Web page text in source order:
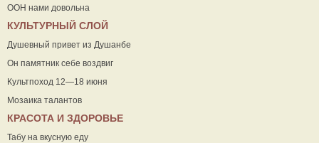
ООН нами довольна
КУЛЬТУРНЫЙ СЛОЙ
Душевный привет из Душанбе
Он памятник себе воздвиг
Культпоход 12—18 июня
Мозаика талантов
КРАСОТА И ЗДОРОВЬЕ
Табу на вкусную еду